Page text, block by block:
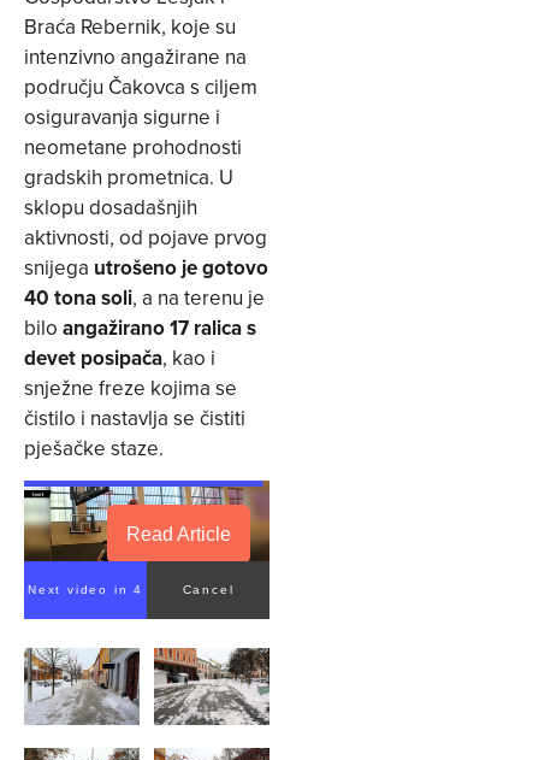
Braća Rebernik, koje su
intenzivno angažirane na
području Čakovca s ciljem
osiguravanja sigurne i
neometane prohodnosti
gradskih prometnica. U
sklopu dosadašnjih
aktivnosti, od pojave prvog
snijega utrošeno je gotovo
40 tona soli, a na terenu je
bilo angažirano 17 ralica s
devet posipača, kao i
snježne freze kojima se
čistilo i nastavlja se čistiti
pješačke staze.
Read Article
Next video in 4 Cancel